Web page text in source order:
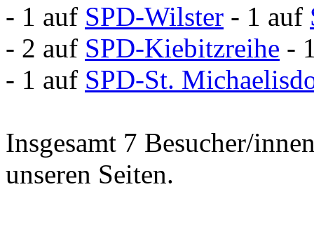
- 1 auf SPD-Wilster - 1 auf
- 2 auf SPD-Kiebitzreihe -
- 1 auf SPD-St.
Insgesamt 7 Besucher/
unseren Seiten.